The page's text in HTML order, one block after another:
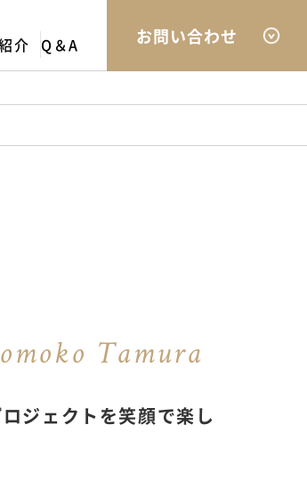
介 Q＆A お問い合わせ
Tamura
ジェクトを笑顔で楽し